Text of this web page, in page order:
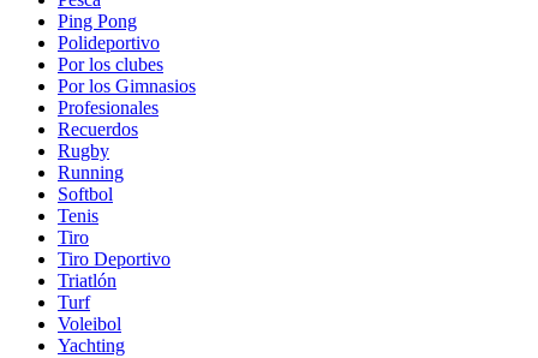
Ping Pong
Polideportivo
Por los clubes
Por los Gimnasios
Profesionales
Recuerdos
Rugby
Running
Softbol
Tenis
Tiro
Tiro Deportivo
Triatlón
Turf
Voleibol
Yachting